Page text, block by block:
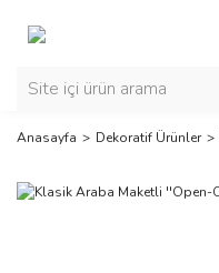
Anasayfa Dekoratif Ürünler